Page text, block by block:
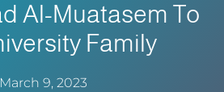
Al-Muatasem To
Family
March 9, 2023